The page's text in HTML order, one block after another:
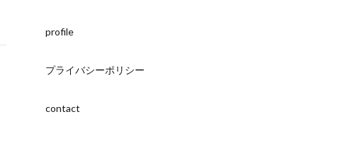
profile
プライバシーポリシー
contact